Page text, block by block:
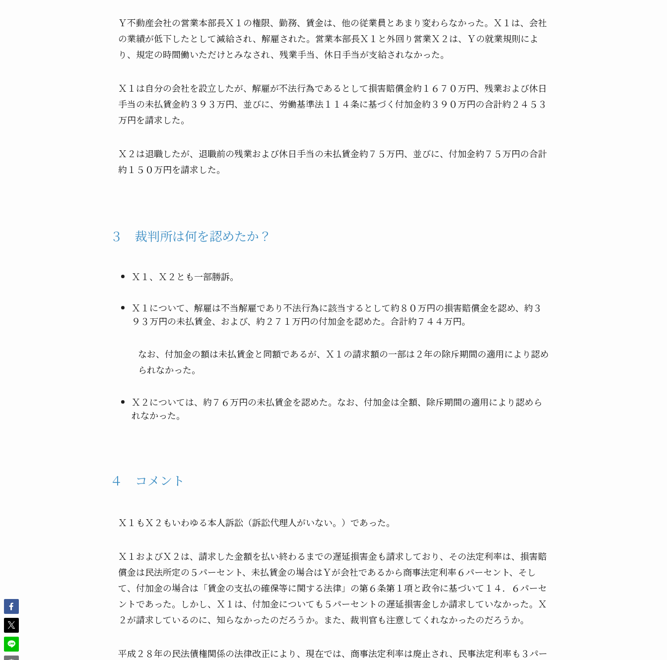
Ｙ不動産会社の営業本部長Ｘ１の権限、勤務、賃金は、他の従業員とあまり変わらなかった。Ｘ１は、会社
の業績が低下したとして減給され、解雇された。営業本部長Ｘ１と外回り営業Ｘ２は、Ｙの就業規則によ
り、規定の時間働いただけとみなされ、残業手当、休日手当が支給されなかった。
Ｘ１は自分の会社を設立したが、解雇が不法行為であるとして損害賠償金約１６７０万円、残業および休日
手当の未払賃金約３９３万円、並びに、労働基準法１１４条に基づく付加金約３９０万円の合計約２４５３
万円を請求した。
Ｘ２は退職したが、退職前の残業および休日手当の未払賃金約７５万円、並びに、付加金約７５万円の合計
約１５０万円を請求した。
３ 裁判所は何を認めたか？
Ｘ１、Ｘ２とも一部勝訴。
Ｘ１について、解雇は不当解雇であり不法行為に該当するとして約８０万円の損害賠償金を認め、約３
９３万円の未払賃金、および、約２７１万円の付加金を認めた。合計約７４４万円。
なお、付加金の額は未払賃金と同額であるが、Ｘ１の請求額の一部は２年の除斥期間の適用により認め
られなかった。
Ｘ２については、約７６万円の未払賃金を認めた。なお、付加金は全額、除斥期間の適用により認めら
れなかった。
４ コメント
Ｘ１もＸ２もいわゆる本人訴訟（訴訟代理人がいない。）であった。
Ｘ１およびＸ２は、請求した金額を払い終わるまでの遅延損害金も請求しており、その法定利率は、損害賠
償金は民法所定の５パーセント、未払賃金の場合はＹが会社であるから商事法定利率６パーセント、そし
て、付加金の場合は「賃金の支払の確保等に関する法律」の第６条第１項と政令に基づいて１４．６パーセ
ントであった。しかし、Ｘ１は、付加金についても５パーセントの遅延損害金しか請求していなかった。Ｘ
２が請求しているのに、知らなかったのだろうか。また、裁判官も注意してくれなかったのだろうか。
平成２８年の民法債権関係の法律改正により、現在では、商事法定利率は廃止され、民事法定利率も３パー